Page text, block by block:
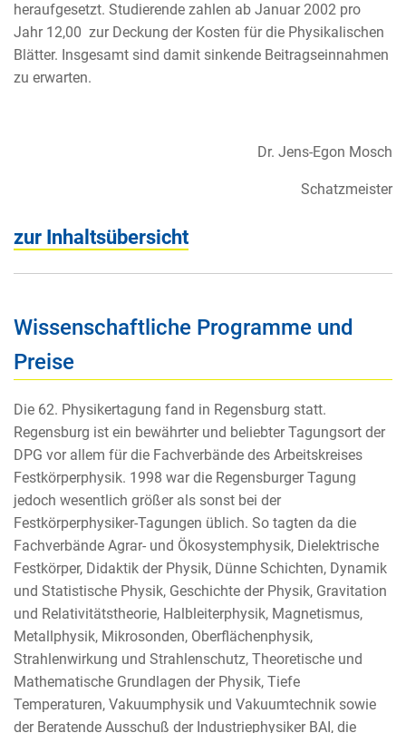
heraufgesetzt. Studierende zahlen ab Januar 2002 pro
Jahr 12,00  zur Deckung der Kosten für die Physikalischen
Blätter. Insgesamt sind damit sinkende Beitragseinnahmen
zu erwarten.
Dr. Jens-Egon Mosch
Schatzmeister
zur Inhaltsübersicht
Wissenschaftliche Programme und
Preise
Die 62. Physikertagung fand in Regensburg statt.
Regensburg ist ein bewährter und beliebter Tagungsort der
DPG vor allem für die Fachverbände des Arbeitskreises
Festkörperphysik. 1998 war die Regensburger Tagung
jedoch wesentlich größer als sonst bei der
Festkörperphysiker-Tagungen üblich. So tagten da die
Fachverbände Agrar- und Ökosystemphysik, Dielektrische
Festkörper, Didaktik der Physik, Dünne Schichten, Dynamik
und Statistische Physik, Geschichte der Physik, Gravitation
und Relativitätstheorie, Halbleiterphysik, Magnetismus,
Metallphysik, Mikrosonden, Oberflächenphysik,
Strahlenwirkung und Strahlenschutz, Theoretische und
Mathematische Grundlagen der Physik, Tiefe
Temperaturen, Vakuumphysik und Vakuumtechnik sowie
der Beratende Ausschuß der Industriephysiker BAI, die